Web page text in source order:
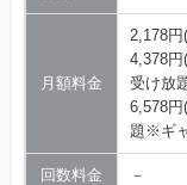
月額料金
2,178円
4,378
受け放
6,578
題※ギ
回数料金 －